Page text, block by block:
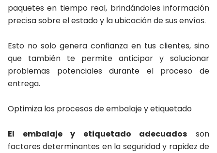
paquetes en tiempo real, brindándoles información
precisa sobre el estado y la ubicación de sus envíos.
Esto no solo genera confianza en tus clientes, sino
que también te permite anticipar y solucionar
problemas potenciales durante el proceso de
entrega.
Optimiza los procesos de embalaje y etiquetado
El embalaje y etiquetado adecuados son
factores determinantes en la seguridad y rapidez de